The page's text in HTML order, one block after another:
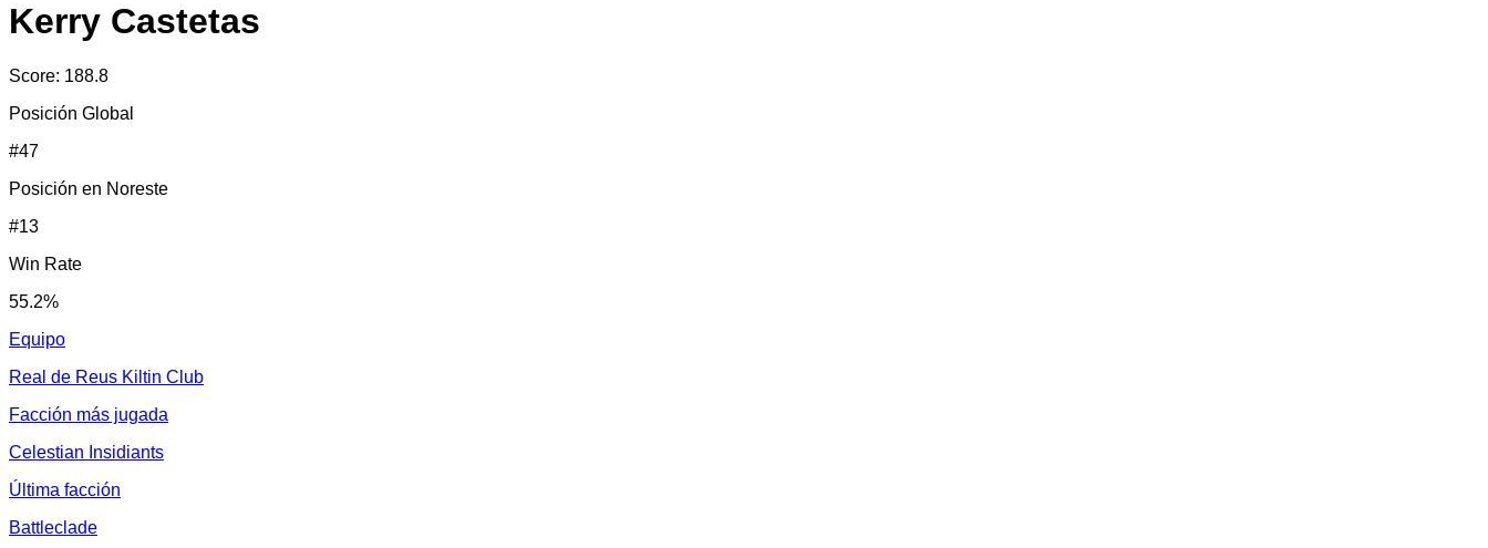
Kerry Castetas
Score: 188.8
Posición Global
#47
Posición en Noreste
#13
Win Rate
55.2%
Equipo
Real de Reus Kiltin Club
Facción más jugada
Celestian Insidiants
Última facción
Battleclade